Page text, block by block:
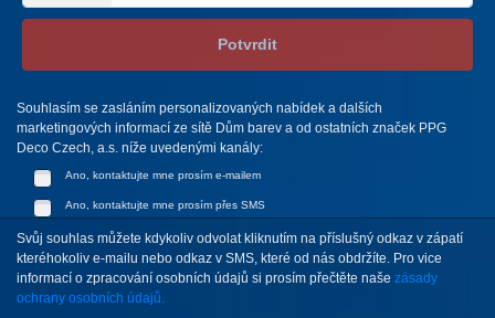
Potvrdit
Souhlasím se zasláním personalizovaných nabídek a dalších
marketingových informací ze sítě Dům barev a od ostatních značek PPG
Deco Czech, a.s. níže uvedenými kanály:
Ano, kontaktujte mne prosím e-mailem
Ano, kontaktujte mne prosím přes SMS
Svůj souhlas můžete kdykoliv odvolat kliknutím na příslušný odkaz v zápatí
kteréhokoliv e-mailu nebo odkaz v SMS, které od nás obdržíte. Pro vice
informací o zpracování osobních údajů si prosím přečtěte naše zásady
ochrany osobních údajů.